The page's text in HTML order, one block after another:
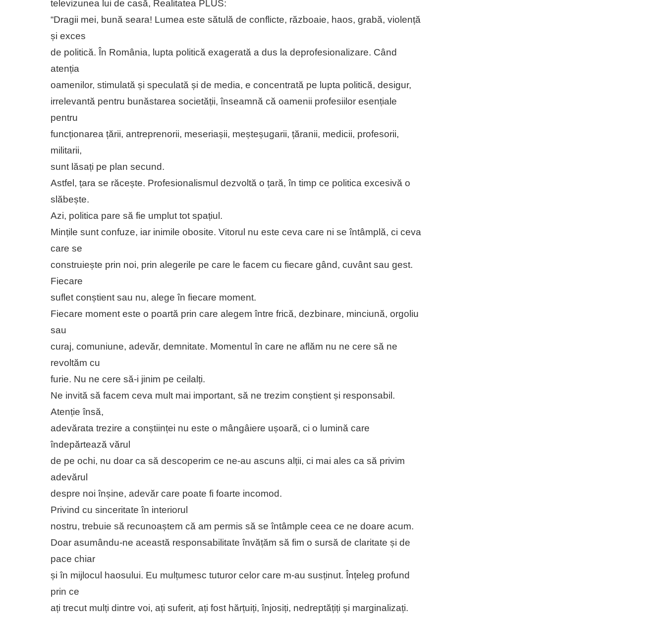
televizunea lui de casă, Realitatea PLUS:
“Dragii mei, bună seara! Lumea este sătulă de conflicte, războaie, haos, grabă, violență
și exces
de politică. În România, lupta politică exagerată a dus la deprofesionalizare. Când
atenția
oamenilor, stimulată și speculată și de media, e concentrată pe lupta politică, desigur,
irrelevantă pentru bunăstarea societății, înseamnă că oamenii profesiilor esențiale
pentru
funcționarea țării, antreprenorii, meseriașii, meșteșugarii, țăranii, medicii, profesorii,
militarii,
sunt lăsați pe plan secund.
Astfel, țara se răcește. Profesionalismul dezvoltă o țară, în timp ce politica excesivă o
slăbește.
Azi, politica pare să fie umplut tot spațiul.
Mințile sunt confuze, iar inimile obosite. Vitorul nu este ceva care ni se întâmplă, ci ceva
care se
construiește prin noi, prin alegerile pe care le facem cu fiecare gând, cuvânt sau gest.
Fiecare
suflet conștient sau nu, alege în fiecare moment.
Fiecare moment este o poartă prin care alegem între frică, dezbinare, minciună, orgoliu
sau
curaj, comuniune, adevăr, demnitate. Momentul în care ne aflăm nu ne cere să ne
revoltăm cu
furie. Nu ne cere să-i jinim pe ceilalți.
Ne invită să facem ceva mult mai important, să ne trezim conștient și responsabil.
Atenție însă,
adevărata trezire a conștiinței nu este o mângâiere ușoară, ci o lumină care
îndepărtează vărul
de pe ochi, nu doar ca să descoperim ce ne-au ascuns alții, ci mai ales ca să privim
adevărul
despre noi înșine, adevăr care poate fi foarte incomod.
Privind cu sinceritate în interiorul
nostru, trebuie să recunoaștem că am permis să se întâmple ceea ce ne doare acum.
Doar asumându-ne această responsabilitate învățăm să fim o sursă de claritate și de
pace chiar
și în mijlocul haosului. Eu mulțumesc tuturor celor care m-au susținut. Înțeleg profund
prin ce
ați trecut mulți dintre voi, ați suferit, ați fost hărțuiți, înjosiți, nedreptățiți și marginalizați.